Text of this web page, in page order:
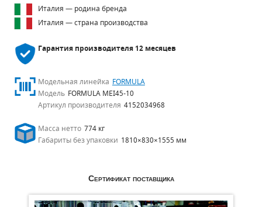
Италия — родина бренда
Италия — страна производства
Гарантия производителя12 месяцев
Модельная линейка FORMULA
Модель FORMULA MEI45-10
Артикул производителя 4152034968
Масса нетто 774 кг
Габариты без упаковки 1810×830×1555 мм
Сертификат поставщика
ДЛЯ ВАКУУМНЫХ НАСОСОВ